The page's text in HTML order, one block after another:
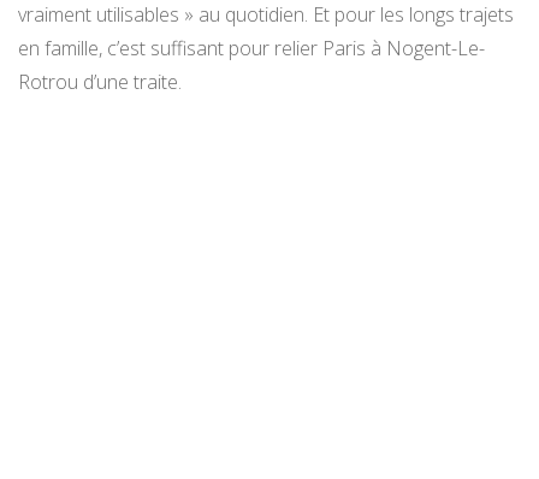
vraiment utilisables » au quotidien. Et pour les longs trajets
en famille, c’est suffisant pour relier Paris à Nogent-Le-
Rotrou d’une traite.